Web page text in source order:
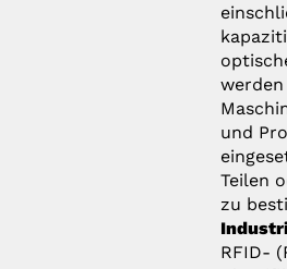
und
Teilen
zu
RFID-